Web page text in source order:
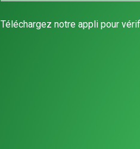
Téléchargez notre appli pour